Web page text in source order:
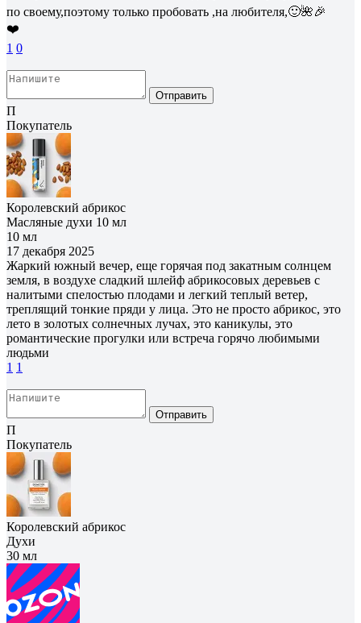
по своему,поэтому только пробовать ,на любителя,🙂🌺🎉
❤️
1 0
Отправить
П
Покупатель
Королевский абрикос
Масляные духи 10 мл
10 мл
17 декабря 2025
Жаркий южный вечер, еще горячая под закатным солнцем
земля, в воздухе сладкий шлейф абрикосовых деревьев с
налитыми спелостью плодами и легкий теплый ветер,
треплящий тонкие пряди у лица. Это не просто абрикос, это
лето в золотых солнечных лучах, это каникулы, это
романтические прогулки или встреча горячо любимыми
людьми
1 1
Отправить
П
Покупатель
Королевский абрикос
Духи
30 мл